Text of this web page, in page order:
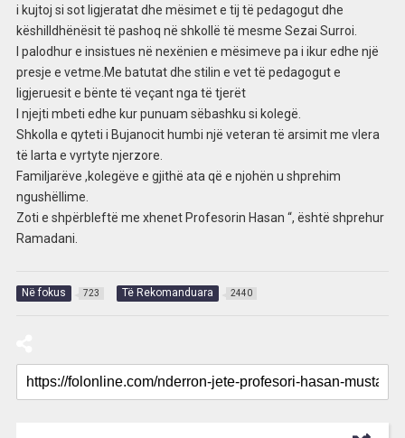
i kujtoj si sot ligjeratat dhe mësimet e tij të pedagogut dhe
këshilldhënësit të pashoq në shkollë të mesme Sezai Surroi.
I palodhur e insistues në nexënien e mësimeve pa i ikur edhe një
presje e vetme.Me batutat dhe stilin e vet të pedagogut e
ligjeruesit e bënte të veçant nga të tjerët
I njejti mbeti edhe kur punuam sëbashku si kolegë.
Shkolla e qyteti i Bujanocit humbi një veteran të arsimit me vlera
të larta e vyrtyte njerzore.
Familjarëve ,kolegëve e gjithë ata që e njohën u shprehim
ngushëllime.
Zoti e shpërbleftë me xhenet Profesorin Hasan “, është shprehur
Ramadani.
Në fokus 723 Të Rekomanduara 2440